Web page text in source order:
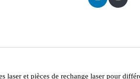
laser et pièces de rechange laser pour